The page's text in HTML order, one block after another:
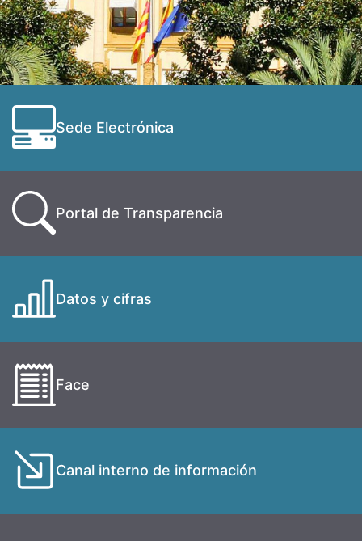
Sede Electrónica
Portal de Transparencia
Datos y cifras
Face
Canal interno de información